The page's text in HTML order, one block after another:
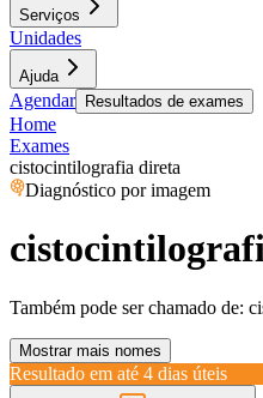
Serviços
Unidades
Ajuda
Agendar Resultados de exames
Home
Exames
cistocintilografia direta
Diagnóstico por imagem
Também pode ser chamado de:
Mostrar mais nomes
Resultado em até 4 dias úteis